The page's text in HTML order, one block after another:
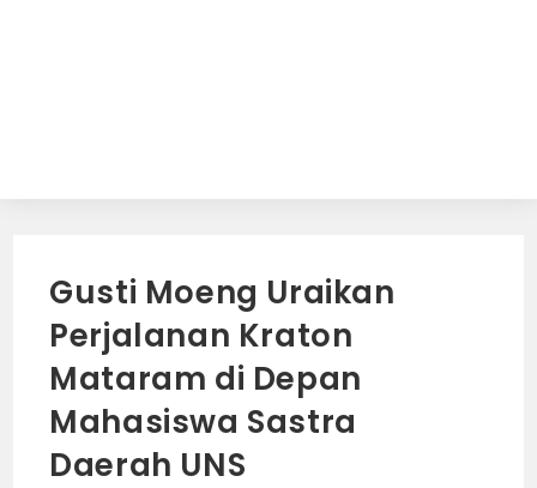
Gusti Moeng Uraikan
Perjalanan Kraton
Mataram di Depan
Mahasiswa Sastra
Daerah UNS